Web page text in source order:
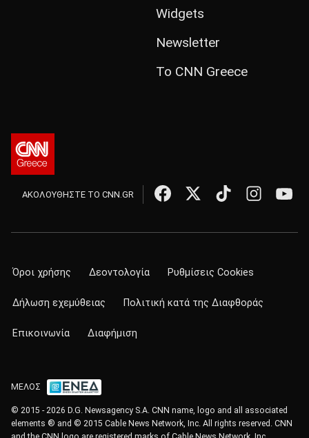
Widgets
Newsletter
Το CNN Greece
ΑΚΟΛΟΥΘΗΣΤΕ ΤΟ CNN.GR
Όροι χρήσης Δεοντολογία Ρυθμίσεις Cookies
Δήλωση εχεμύθειας Πολιτική κατά της Διαφθοράς
Επικοινωνία Διαφήμιση
ΜΕΛΟΣ
© 2015 - 2026 D.G. Newsagency S.A. CNN name, logo and all associated
elements ® and © 2015 Cable News Network, Inc. All rights reserved. CNN